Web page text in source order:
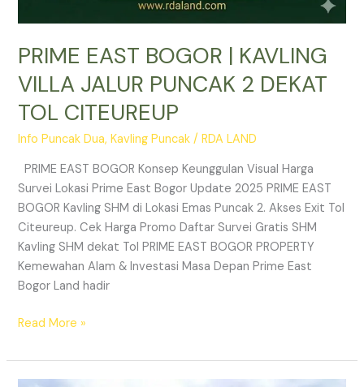
PRIME EAST BOGOR | KAVLING
VILLA JALUR PUNCAK 2 DEKAT
TOL CITEUREUP
Info Puncak Dua,Kavling Puncak /RDA LAND
PRIME EAST BOGOR Konsep Keunggulan Visual Harga
Survei Lokasi Prime East Bogor Update 2025 PRIME EAST
BOGOR Kavling SHM di Lokasi Emas Puncak 2. Akses Exit Tol
Citeureup. Cek Harga Promo Daftar Survei Gratis SHM
Kavling SHM dekat Tol PRIME EAST BOGOR PROPERTY
Kemewahan Alam & Investasi Masa Depan Prime East
Bogor Land hadir
Read More »